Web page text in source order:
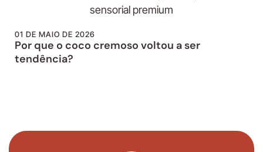
01 DE MAIO DE 2026
Por que o coco cremoso voltou a ser
tendência?